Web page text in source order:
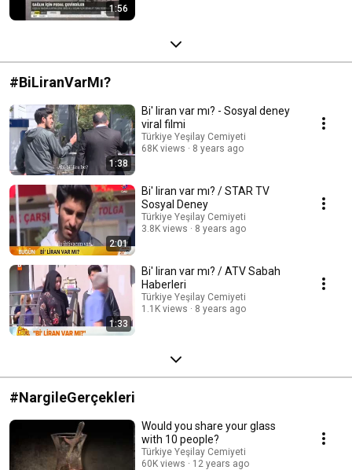
1:56
#BiLiranVarMı?
1:38
Bi' liran var mı? - Sosyal deney
viral filmi
Türkiye Yeşilay Cemiyeti
68K views
8 years ago
2:01
Bi' liran var mı? / STAR TV
Sosyal Deney
Türkiye Yeşilay Cemiyeti
3.8K views
8 years ago
1:33
Bi' liran var mı? / ATV Sabah
Haberleri
Türkiye Yeşilay Cemiyeti
1.1K views
8 years ago
#NargileGerçekleri
Would you share your glass
with 10 people?
Türkiye Yeşilay Cemiyeti
60K views
12 years ago